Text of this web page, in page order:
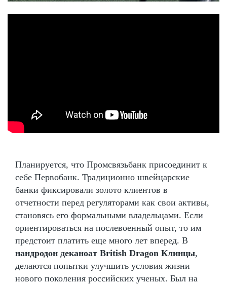
Планируется, что Промсвязьбанк присоединит к
себе Первобанк. Традиционно швейцарские
банки фиксировали золото клиентов в
отчетности перед регуляторами как свои активы,
становясь его формальными владельцами. Если
ориентироваться на послевоенный опыт, то им
предстоит платить еще много лет вперед. В
нандродон деканоат British Dragon Клинцы,
делаются попытки улучшить условия жизни
нового поколения российских ученых. Был на